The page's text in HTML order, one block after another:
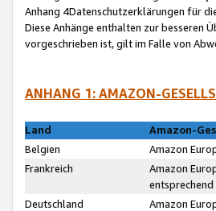
Anhang 4Datenschutzerklärungen für
Diese Anhänge enthalten zur besseren
vorgeschrieben ist, gilt im Falle von
ANHANG 1: AMAZON-
Land
Amazon-
Belgien
Amazon
Frankreich
Amazon
Deutschland
Amazon